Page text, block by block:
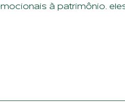
à patrimônio.